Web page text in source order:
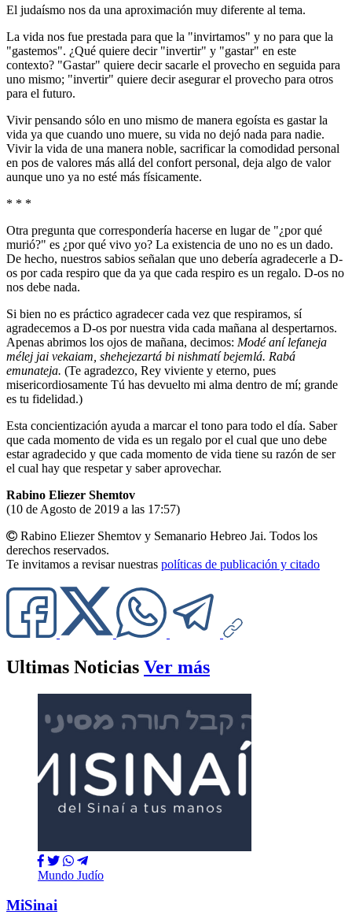
El judaísmo nos da una aproximación muy diferente al tema.
La vida nos fue prestada para que la "invirtamos" y no para que la
"gastemos". ¿Qué quiere decir "invertir" y "gastar" en este
contexto? "Gastar" quiere decir sacarle el provecho en seguida para
uno mismo; "invertir" quiere decir asegurar el provecho para otros
para el futuro.
Vivir pensando sólo en uno mismo de manera egoísta es gastar la
vida ya que cuando uno muere, su vida no dejó nada para nadie.
Vivir la vida de una manera noble, sacrificar la comodidad personal
en pos de valores más allá del confort personal, deja algo de valor
aunque uno ya no esté más físicamente.
* * *
Otra pregunta que correspondería hacerse en lugar de "¿por qué
murió?" es ¿por qué vivo yo? La existencia de uno no es un dado.
De hecho, nuestros sabios señalan que uno debería agradecerle a D-
os por cada respiro que da ya que cada respiro es un regalo. D-os no
nos debe nada.
Si bien no es práctico agradecer cada vez que respiramos, sí
agradecemos a D-os por nuestra vida cada mañana al despertarnos.
Apenas abrimos los ojos de mañana, decimos: Modé aní lefaneja
mélej jai vekaiam, shehejezartá bi nishmatí bejemlá. Rabá
emunateja. (Te agradezco, Rey viviente y eterno, pues
misericordiosamente Tú has devuelto mi alma dentro de mí; grande
es tu fidelidad.)
Esta concientización ayuda a marcar el tono para todo el día. Saber
que cada momento de vida es un regalo por el cual que uno debe
estar agradecido y que cada momento de vida tiene su razón de ser
el cual hay que respetar y saber aprovechar.
Rabino Eliezer Shemtov
(10 de Agosto de 2019 a las 17:57)
Rabino Eliezer Shemtov y Semanario Hebreo Jai. Todos los
derechos reservados.
Te invitamos a revisar nuestras políticas de publicación y citado
Ultimas Noticias Ver más
Mundo Judío
MiSinai